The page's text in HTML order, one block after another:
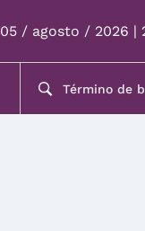
05 / agosto / 2026 |